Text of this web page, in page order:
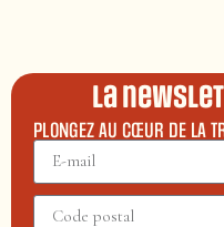
La
PLONGEZ AU CŒUR DE LA